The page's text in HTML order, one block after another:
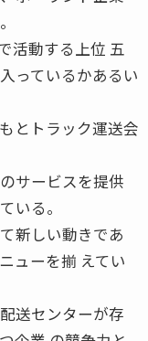
活動する上位 五
っているかあるい
とトラック運送会
サービスを提供
いる。
新しい動きであ
ューを揃 えてい
送センターが存